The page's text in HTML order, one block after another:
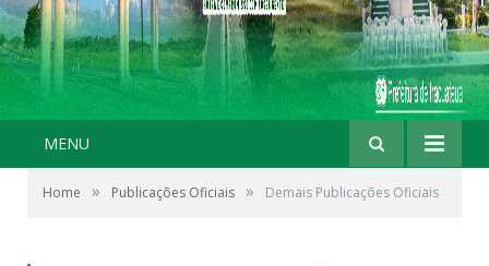
MENU
Home » Publicações Oficiais » Demais Publicações Oficiais